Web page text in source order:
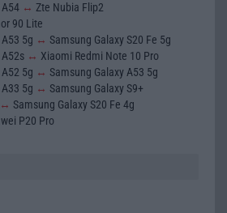
↔ Zte Nubia Flip2
90 Lite
5g ↔ Samsung Galaxy S20 Fe 5g
↔ Xiaomi Redmi Note 10 Pro
5g ↔ Samsung Galaxy A53 5g
5g ↔ Samsung Galaxy S9+
↔ Samsung Galaxy S20 Fe 4g
P20 Pro